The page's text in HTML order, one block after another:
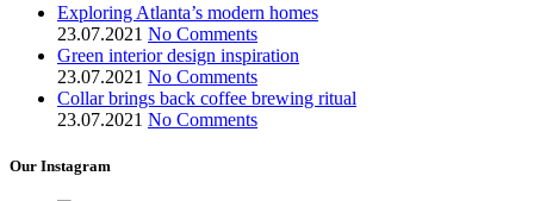
Exploring Atlanta’s modern homes
23.07.2021 No Comments
Green interior design inspiration
23.07.2021 No Comments
Collar brings back coffee brewing ritual
23.07.2021 No Comments
Our Instagram